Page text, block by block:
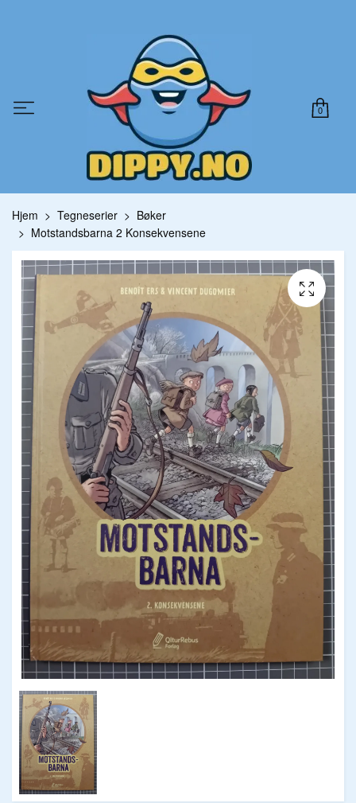
0
Hjem Tegneserier
Bøker
Motstandsbarna 2 Konsekvensene